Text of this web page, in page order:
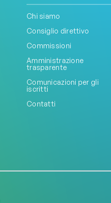
Chi siamo
Consiglio direttivo
Commissioni
Amministrazione
trasparente
Comunicazioni per gli
iscritti
Contatti